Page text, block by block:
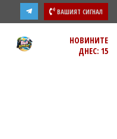
ВАШИЯТ СИГНАЛ
НОВИНИТЕ
ДНЕС: 15